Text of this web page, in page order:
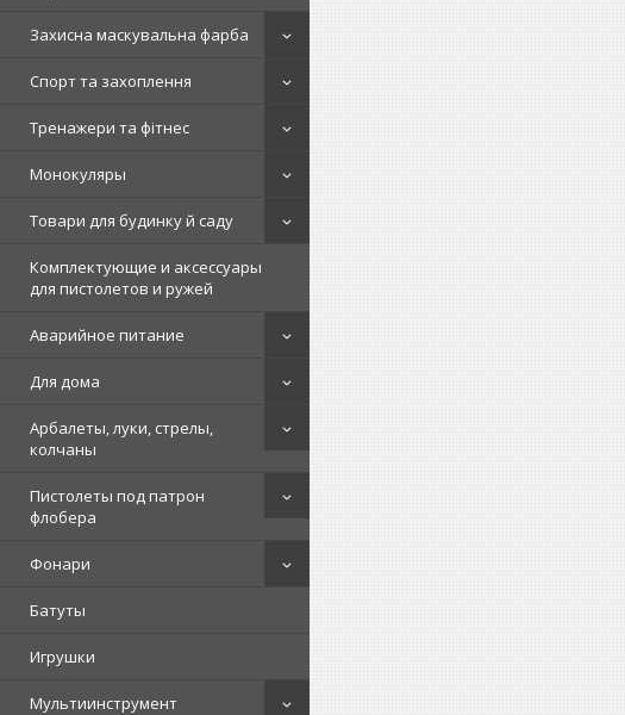
Захисна маскувальна фарба
Спорт та захоплення
Тренажери та фітнес
Монокуляры
Товари для будинку й саду
Комплектующие и аксессуары
для пистолетов и ружей
Аварийное питание
Для дома
Арбалеты, луки, стрелы,
колчаны
Пистолеты под патрон
флобера
Фонари
Батуты
Игрушки
Мультиинструмент